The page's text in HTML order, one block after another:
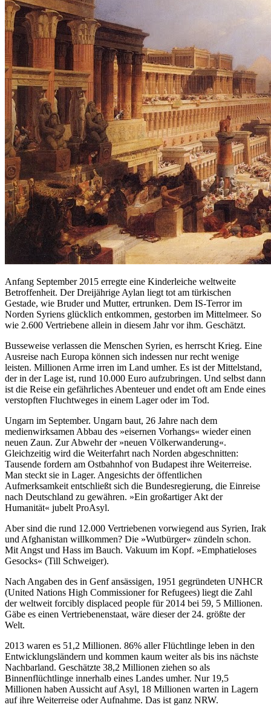
Anfang September 2015 erregte eine Kinderleiche weltweite
Betroffenheit. Der Dreijährige Aylan liegt tot am türkischen
Gestade, wie Bruder und Mutter, ertrunken. Dem IS-Terror im
Norden Syriens glücklich entkommen, gestorben im Mittelmeer. So
wie 2.600 Vertriebene allein in diesem Jahr vor ihm. Geschätzt.
Busseweise verlassen die Menschen Syrien, es herrscht Krieg. Eine
Ausreise nach Europa können sich indessen nur recht wenige
leisten. Millionen Arme irren im Land umher. Es ist der Mittelstand,
der in der Lage ist, rund 10.000 Euro aufzubringen. Und selbst dann
ist die Reise ein gefährliches Abenteuer und endet oft am Ende eines
verstopften Fluchtweges in einem Lager oder im Tod.
Ungarn im September. Ungarn baut, 26 Jahre nach dem
medienwirksamen Abbau des »eisernen Vorhangs« wieder einen
neuen Zaun. Zur Abwehr der »neuen Völkerwanderung«.
Gleichzeitig wird die Weiterfahrt nach Norden abgeschnitten:
Tausende fordern am Ostbahnhof von Budapest ihre Weiterreise.
Man steckt sie in Lager. Angesichts der öffentlichen
Aufmerksamkeit entschließt sich die Bundesregierung, die Einreise
nach Deutschland zu gewähren. »Ein großartiger Akt der
Humanität« jubelt ProAsyl.
Aber sind die rund 12.000 Vertriebenen vorwiegend aus Syrien, Irak
und Afghanistan willkommen? Die »Wutbürger« zündeln schon.
Mit Angst und Hass im Bauch. Vakuum im Kopf. »Emphatieloses
Gesocks« (Till Schweiger).
Nach Angaben des in Genf ansässigen, 1951 gegründeten UNHCR
(United Nations High Commissioner for Refugees) liegt die Zahl
der weltweit forcibly displaced people für 2014 bei 59, 5 Millionen.
Gäbe es einen Vertriebenenstaat, wäre dieser der 24. größte der
Welt.
2013 waren es 51,2 Millionen. 86% aller Flüchtlinge leben in den
Entwicklungsländern und kommen kaum weiter als bis ins nächste
Nachbarland. Geschätzte 38,2 Millionen ziehen so als
Binnenflüchtlinge innerhalb eines Landes umher. Nur 19,5
Millionen haben Aussicht auf Asyl, 18 Millionen warten in Lagern
auf ihre Weiterreise oder Aufnahme. Das ist ganz NRW.